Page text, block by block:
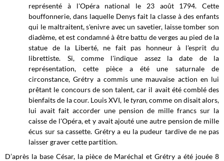
représenté à l'Opéra national le 23 août 1794. Cette
bouffonnerie, dans laquelle Denys fait la classe à des enfants
qui le maltraitent, s'enivre avec un savetier, laisse tomber son
diadème, et est condamné à être battu de verges au pied de la
statue de la Liberté, ne fait pas honneur à l'esprit du
librettiste. Si, comme l'indique assez la date de la
représentation, cette pièce a été une saturnale de
circonstance, Grétry a commis une mauvaise action en lui
prêtant le concours de son talent, car il avait été comblé des
bienfaits de la cour. Louis XVI, letyran, comme on disait alors,
lui avait fait accorder une pension de mille francs sur la
caisse de l'Opéra, et y avait ajouté une autre pension de mille
écus sur sa cassette. Grétry a eu la pudeur tardive de ne pas
laisser graver cette partition.
D’après la base César, la pièce de Maréchal et Grétry a été jouée 8